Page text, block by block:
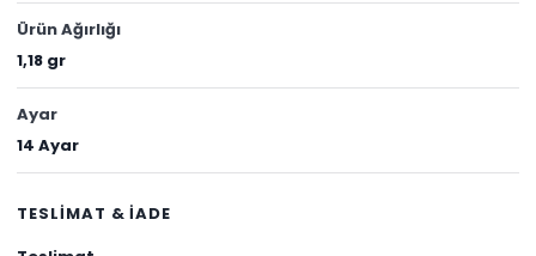
Ürün Ağırlığı
1,18 gr
Ayar
14 Ayar
TESLİMAT & İADE